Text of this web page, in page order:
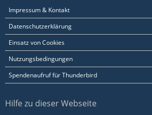
Impressum & Kontakt
Datenschutzerklärung
Einsatz von Cookies
Nutzungsbedingungen
Spendenaufruf für Thunderbird
Hilfe zu dieser Webseite